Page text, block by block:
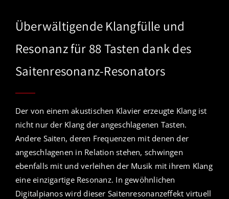
Überwältigende Klangfülle und
Resonanz für 88 Tasten dank des
Saitenresonanz-Resonators
Der von einem akustischen Klavier erzeugte Klang ist
nicht nur der Klang der angeschlagenen Tasten.
Andere Saiten, deren Frequenzen mit denen der
angeschlagenen in Relation stehen, schwingen
ebenfalls mit und verleihen der Musik mit ihrem Klang
eine einzigartige Resonanz. In gewöhnlichen
Digitalpianos wird dieser Saitenresonanzeffekt virtuell